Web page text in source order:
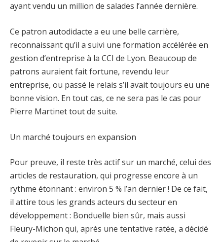
ayant vendu un million de salades l’année dernière.
Ce patron autodidacte a eu une belle carrière,
reconnaissant qu’il a suivi une formation accélérée en
gestion d’entreprise à la CCI de Lyon. Beaucoup de
patrons auraient fait fortune, revendu leur
entreprise, ou passé le relais s’il avait toujours eu une
bonne vision. En tout cas, ce ne sera pas le cas pour
Pierre Martinet tout de suite.
Un marché toujours en expansion
Pour preuve, il reste très actif sur un marché, celui des
articles de restauration, qui progresse encore à un
rythme étonnant : environ 5 % l’an dernier ! De ce fait,
il attire tous les grands acteurs du secteur en
développement : Bonduelle bien sûr, mais aussi
Fleury-Michon qui, après une tentative ratée, a décidé